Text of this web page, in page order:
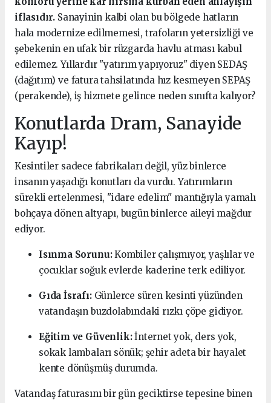
iflasıdır. Sanayinin kalbi olan bu bölgede hatların
hala modernize edilmemesi, trafoların yetersizliği ve
şebekenin en ufak bir rüzgarda havlu atması kabul
edilemez. Yıllardır "yatırım yapıyoruz" diyen SEDAŞ
(dağıtım) ve fatura tahsilatında hız kesmeyen SEPAŞ
(perakende), iş hizmete gelince neden sınıfta kalıyor?
Konutlarda Dram, Sanayide
Kayıp!
Kesintiler sadece fabrikaları değil, yüz binlerce
insanın yaşadığı konutları da vurdu. Yatırımların
sürekli ertelenmesi, "idare edelim" mantığıyla yamalı
bohçaya dönen altyapı, bugün binlerce aileyi mağdur
ediyor.
Isınma Sorunu:Kombiler çalışmıyor, yaşlılar ve
çocuklar soğuk evlerde kaderine terk ediliyor.
Gıda İsrafı:Günlerce süren kesinti yüzünden
vatandaşın buzdolabındaki rızkı çöpe gidiyor.
Eğitim ve Güvenlik:İnternet yok, ders yok,
sokak lambaları sönük; şehir adeta bir hayalet
kente dönüşmüş durumda.
Vatandaş faturasını bir gün geciktirse tepesine binen